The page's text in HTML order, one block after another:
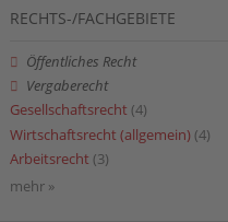
RECHTS-/FACHGEBIETE
Öffentliches Recht
Vergaberecht
Gesellschaftsrecht (4)
Wirtschaftsrecht (allgemein) (4)
Arbeitsrecht (3)
mehr »